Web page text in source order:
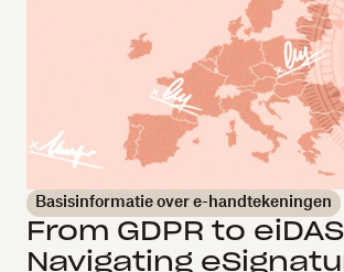
Basisinformatie over e-handtekeningen
From GDPR to
Navigating